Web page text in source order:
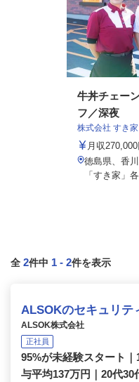
牛丼チェー
フ／深夜
株式会社 すき
月収
徳島県、香
「すき家」
全 2件中 1 - 2件を表示
ALSOKのセキュリテ
ALSOK株式会社
正社員
95%が未経験スタート
与平均137万円｜20代30